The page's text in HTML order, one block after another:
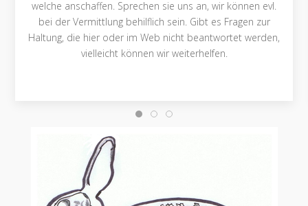
welche anschaffen. Sprechen sie uns an, wir können evl.
bei der Vermittlung behilflich sein. Gibt es Fragen zur
Haltung, die hier oder im Web nicht beantwortet werden,
vielleicht können wir weiterhelfen.